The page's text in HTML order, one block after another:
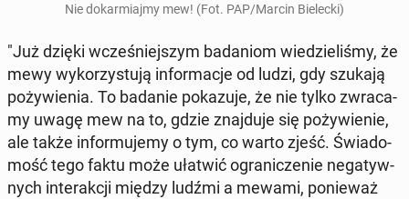
Nie do­kar­miaj­my mew! (Fot. PAP/Marcin Bie­lec­ki)
"Już dzięki wcze­śniej­szym ba­da­niom wie­dzie­li­śmy, że
mewy wy­ko­rzy­stu­ją in­for­ma­cje od ludzi, gdy szukają
po­ży­wie­nia. To badanie po­ka­zu­je, że nie tylko zwra­ca­
my uwagę mew na to, gdzie znaj­du­je się po­ży­wie­nie,
ale także in­for­mu­je­my o tym, co warto zjeść. Świa­do­
mość tego faktu może ułatwić ogra­ni­cze­nie ne­ga­tyw­
nych in­te­rak­cji między ludźmi a mewami, po­nie­waż